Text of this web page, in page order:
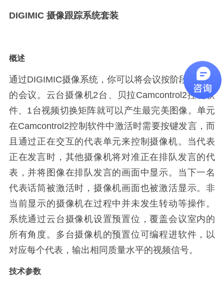
DIGIMIC 摄像跟踪系统套装
概述
通过DIGIMIC摄像系统，你可以将会议按阶段设置你
的会议。云台摄像机2台、贝拉Camcontrol2控制软
件、1台视频切换矩阵就可以产生最完美图像。单元
在Camcontrol2控制软件中激活时需要按键发言，而
且通过正在交互的代表单元来控制摄像机。当代表
正在发言时，其他摄像机将对准正在排队发言的代
表，并将图像在排队发言的画面中显示。当下一名
代表话筒被激活时，摄像机画面也被激活显示。非
当前显示的摄像机在过程中并未发生转动等操作。
系统通过云台摄像机设置预置位，覆盖会议室内的
所有角度。多台摄像机的预置位可编程进软件，以
对应每个代表，输出相同质量水平的视频信号。
技术参数